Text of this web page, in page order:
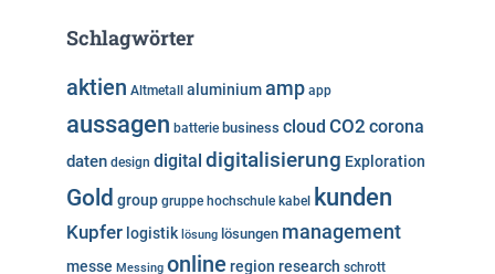
Schlagwörter
aktien Altmetall aluminiumamp app
aussagen batterie business cloud CO2 corona
daten design digital digitalisierung Exploration
Gold group gruppe hochschule kabel kunden
Kupfer logistik lösung lösungen management
messe Messing online region research schrott